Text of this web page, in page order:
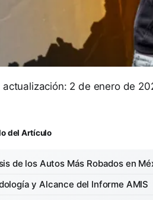
actualización: 2 de enero de
del Artículo
de los Autos Más Robados en
y Alcance del Informe AMIS